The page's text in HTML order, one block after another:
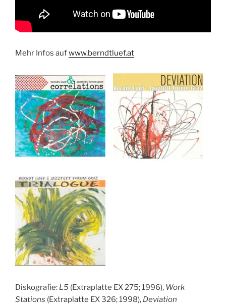
Mehr Infos aufwww.berndtluef.at
Diskografie: L5 (Extraplatte EX 275; 1996), Work
Stations (Extraplatte EX 326; 1998), Deviation